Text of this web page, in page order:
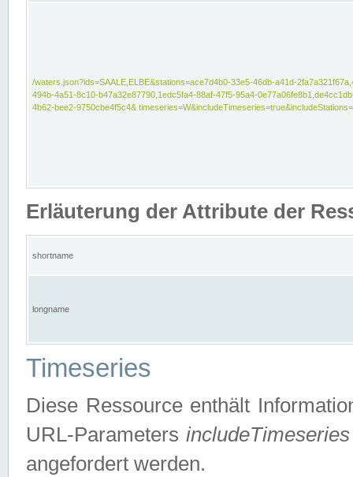
/waters.json?ids=SAALE,ELBE&stations=ace7d4b0-33e5-46db-a41d-
494b-4a51-8c10-b47a32e87790,1edc5fa4-88af-47f5-95a4-
4b62-bee2-9750cbe4f5c4&
Erläuterung der Attribute der
shortname
longname
Timeseries
Diese Ressource enthält
URL-ParametersincludeTimeseries
angefordert werden.